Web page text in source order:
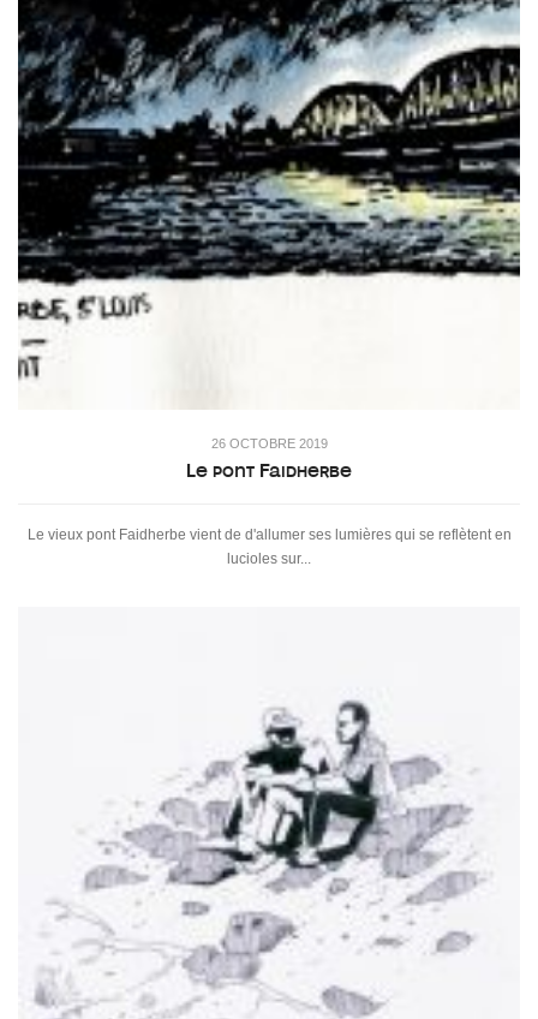
26 OCTOBRE 2019
Le pont Faidherbe
Le vieux pont Faidherbe vient de d'allumer ses lumières qui se reflètent en
lucioles sur...